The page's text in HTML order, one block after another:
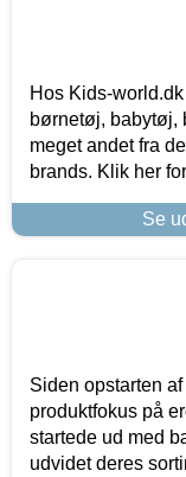
Hos Kids-
børnetøj, babytøj,
meget andet fra
brands. Klik her
Se
Siden opstarten
produktfokus på
startede ud med
udvidet deres